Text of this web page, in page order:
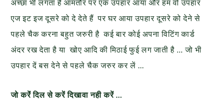
अच्छा भी लगता है आमतौर पर एक उपहार आया और हम वो उपहार
एज इट इज दूसरे को दे देते हैं पर घर आया उपहार दूसरे को देने से
पहले चैक करना बहुत जरुरी है कई बार कोई अपना विटिंग कार्ड
अंदर रख देता है या खोए आदि की मिठाई फुई लग जाती है … जो भी
उपहार दें बस देने से पहले चैक जरुर कर लें …
जो करेंं दिल से करें दिखावा नही करें …